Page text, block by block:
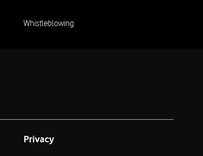
Whistleblowing
Privacy